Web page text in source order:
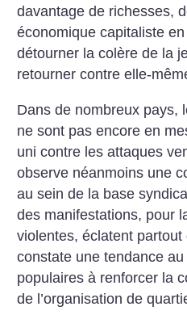
davantage de richesses,
économique capitaliste
détourner la colère de la
retourner contre elle-
Dans de nombreux pays,
ne sont pas encore en
uni contre les attaques
observe néanmoins une
au sein de la base
des manifestations, pour
violentes, éclatent
constate une tendance
populaires à renforcer la
de l’organisation de